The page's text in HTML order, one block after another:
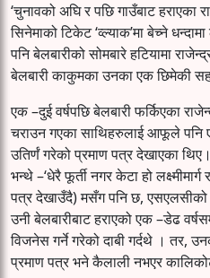
‘चुनावको अघि र पछि गाउँबाट हराएका
सिनेमाको टिकेट ‘व्ल्याक’मा बेच्ने
पनि बेलबारीको सोमबारे हटियामा
बेलबारी काकुमका उनका एक छिमेकी
एक –दुई वर्षपछि बेलबारी फर्किएका
चराउन गएका साथिहरुलाई आफूले
उतिर्णं गरेको प्रमाण पत्र देखाएका
भन्थे –‘धेरै फूर्ती नगर केटा हो
पत्र देखाउँदै) मसँग पनि छ, एसएलसीको
उनी बेलबारीबाट हराएको एक –डेढ
विजनेस गर्ने गरेको दाबी गर्दथे । तर,
प्रमाण पत्र भने कैलाली नभएर